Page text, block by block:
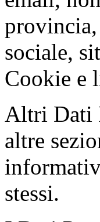
sociale,
Cookie e
Altri Dati
altre
stessi.